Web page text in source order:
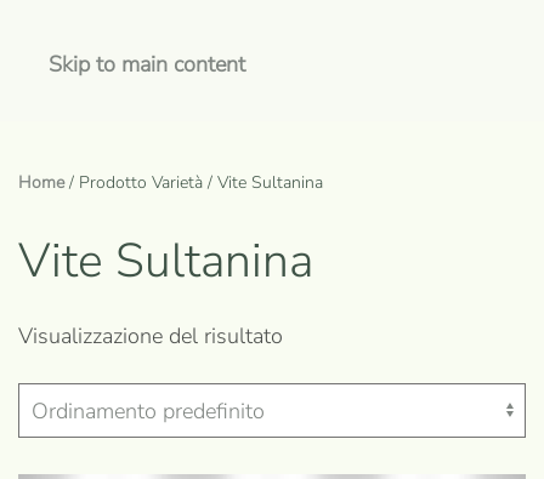
Skip to main content
Home/ Prodotto Varietà / Vite Sultanina
Vite Sultanina
Visualizzazione del risultato